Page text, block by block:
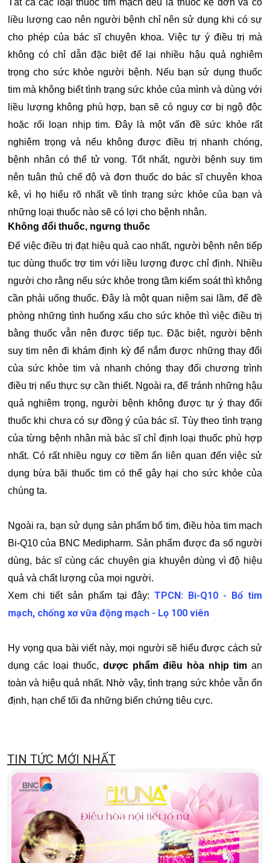
liều lượng cao nên người bệnh chỉ nên sử dụng khi có sự
cho phép của bác sĩ chuyên khoa. Việc tự ý điều trị mà
không có chỉ dẫn đặc biệt để lại nhiều hậu quả nghiêm
trọng cho sức khỏe người bệnh. Nếu bạn sử dụng thuốc
tim mà không biết tình trạng sức khỏe của mình và dùng với
liều lượng không phù hợp, bạn sẽ có nguy cơ bị ngộ độc
hoặc rối loạn nhịp tim. Đây là một vấn đề sức khỏe rất
nghiêm trọng và nếu không được điều trị nhanh chóng,
bệnh nhân có thể tử vong. Tốt nhất, người bệnh suy tim
nên tuân thủ chế độ và đơn thuốc do bác sĩ chuyên khoa
kê, vì họ hiểu rõ nhất về tình trạng sức khỏe của bạn và
những loại thuốc nào sẽ có lợi cho bệnh nhân.
Không đổi thuốc, ngưng thuốc
Để việc điều trị đạt hiệu quả cao nhất, người bệnh nên tiếp
tục dùng thuốc trợ tim với liều lượng được chỉ định. Nhiều
người cho rằng nếu sức khỏe trong tầm kiểm soát thì không
cần phải uống thuốc. Đây là một quan niệm sai lầm, để đề
phòng những tình huống xấu cho sức khỏe thì việc điều trị
bằng thuốc vẫn nên được tiếp tục. Đặc biệt, người bệnh
suy tim nên đi khám định kỳ để nắm được những thay đổi
của sức khỏe tim và nhanh chóng thay đổi chương trình
điều trị nếu thực sự cần thiết. Ngoài ra, để tránh những hậu
quả nghiêm trọng, người bệnh không được tự ý thay đổi
thuốc khi chưa có sự đồng ý của bác sĩ. Tùy theo tình trạng
của từng bệnh nhân mà bác sĩ chỉ định loại thuốc phù hợp
nhất. Có rất nhiều nguy cơ tiềm ẩn liên quan đến việc sử
dụng bừa bãi thuốc tim có thể gây hại cho sức khỏe của
chúng ta.
Ngoài ra, bạn sử dụng sản phẩm bổ tim, điều hòa tim mạch
Bi-Q10 của BNC Medipharm. Sản phẩm được đa số người
dùng, bác sĩ cùng các chuyên gia khuyên dùng vì độ hiệu
quả và chất lượng của mọi người.
Xem chi tiết sản phẩm tại đây:TPCN: Bi-Q10 - Bổ tim
mạch, chống xơ vữa động mạch - Lọ 100 viên
Hy vọng qua bài viết này, mọi người sẽ hiểu được cách sử
dụng các loại thuốc, dược phẩm điều hòa nhịp tim an
toàn và hiệu quả nhất. Nhờ vậy, tình trạng sức khỏe vẫn ổn
định, hạn chế tối đa những biến chứng tiêu cực.
TIN TỨC MỚI NHẤT